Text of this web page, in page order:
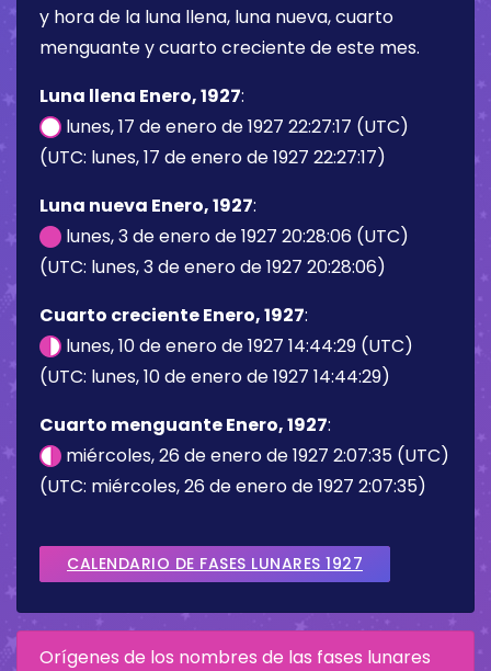
y hora de la luna llena, luna nueva, cuarto
menguante y cuarto creciente de este mes.
Luna llena Enero, 1927:
lunes, 17 de enero de 1927 22:27:17 (UTC)
(UTC: lunes, 17 de enero de 1927 22:27:17)
Luna nueva Enero, 1927:
lunes, 3 de enero de 1927 20:28:06 (UTC)
(UTC: lunes, 3 de enero de 1927 20:28:06)
Cuarto creciente Enero, 1927:
lunes, 10 de enero de 1927 14:44:29 (UTC)
(UTC: lunes, 10 de enero de 1927 14:44:29)
Cuarto menguante Enero, 1927:
miércoles, 26 de enero de 1927 2:07:35 (UTC)
(UTC: miércoles, 26 de enero de 1927 2:07:35)
CALENDARIO DE FASES LUNARES 1927
Orígenes de los nombres de las fases lunares